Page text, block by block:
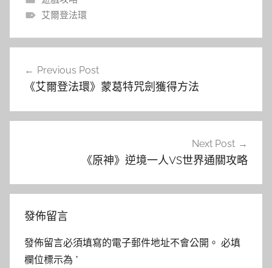
艾爾登法環
覽
Previous Post
《艾爾登法環》蒙葛特咒劍獲得方法
Next Post
《原神》逆境一人VS世界通關攻略
發佈留言
發佈留言必須填寫的電子郵件地址不會公開。 必填
欄位標示為 *